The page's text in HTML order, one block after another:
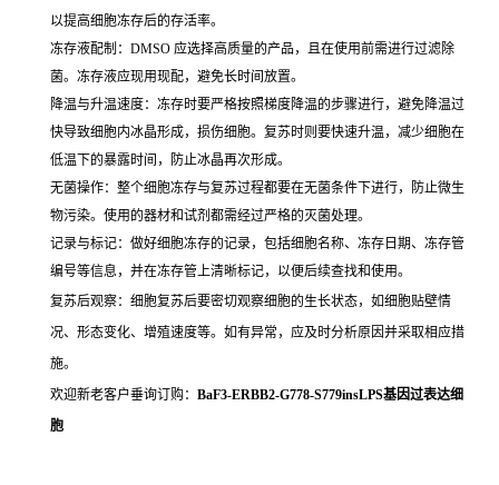
以提高细胞冻存后的存活率。
冻存液配制：DMSO 应选择高质量的产品，且在使用前需进行过滤除
菌。冻存液应现用现配，避免长时间放置。
降温与升温速度：冻存时要严格按照梯度降温的步骤进行，避免降温过
快导致细胞内冰晶形成，损伤细胞。复苏时则要快速升温，减少细胞在
低温下的暴露时间，防止冰晶再次形成。
无菌操作：整个细胞冻存与复苏过程都要在无菌条件下进行，防止微生
物污染。使用的器材和试剂都需经过严格的灭菌处理。
记录与标记：做好细胞冻存的记录，包括细胞名称、冻存日期、冻存管
编号等信息，并在冻存管上清晰标记，以便后续查找和使用。
复苏后观察：细胞复苏后要密切观察细胞的生长状态，如细胞贴壁情
况、形态变化、增殖速度等。如有异常，应及时分析原因并采取相应措
施。
欢迎新老客户垂询订购： BaF3-ERBB2-G778-S779insLPS基因过表达细
胞